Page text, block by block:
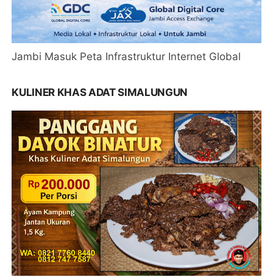
Jambi Masuk Peta Infrastruktur Internet Global
KULINER KHAS ADAT SIMALUNGUN